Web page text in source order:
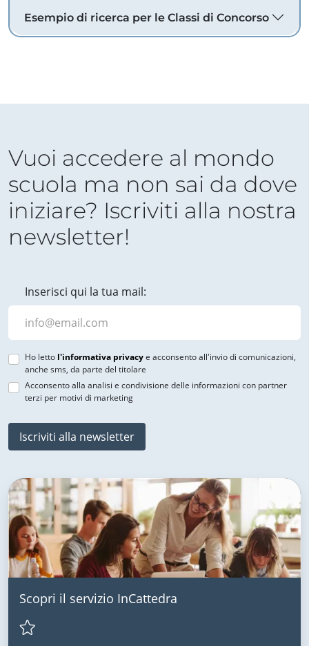
Esempio di ricerca per le Classi di Concorso
Vuoi accedere al mondo
scuola ma non sai da dove
iniziare? Iscriviti alla nostra
newsletter!
Inserisci qui la tua mail:
Ho letto l'informativa privacye acconsento all'invio di comunicazioni,
anche sms, da parte del titolare
Acconsento alla analisi e condivisione delle informazioni con partner
terzi per motivi di marketing
Iscriviti alla newsletter
Scopri il servizio InCattedra